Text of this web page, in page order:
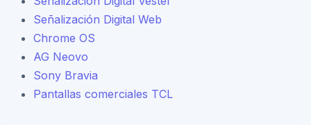
Señalización Digital Web
Chrome OS
AG Neovo
Sony Bravia
Pantallas comerciales TCL